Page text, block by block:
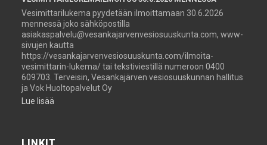
Vesimittarilukema pyydetään ilmoittamaan 30.6.2026
mennessä joko sähköpostilla
asiakaspalvelu@vesankajarvenvesiosuuskunta.com, www-
sivujen kautta
https://vesankajarvenvesiosuuskunta.com/ilmoita-
vesimittarin-lukema/ tai tekstiviestillä numeroon 0400
609703. Terveisin, Vesankajärven vesiosuuskunnan hallitus
ja Vok Huoltopalvelut Oy
Lue lisää